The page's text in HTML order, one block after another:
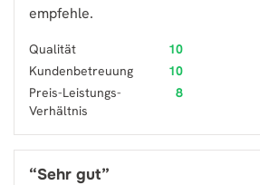
empfehle.
Qualität
10
Kundenbetreuung
10
Preis-Leistungs-
Verhältnis
8
“Sehr gut”